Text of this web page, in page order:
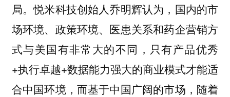
局。悦米科技创始人乔明辉认为，国内的市
场环境、政策环境、医患关系和药企营销方
式与美国有非常大的不同，只有产品优秀
+执行卓越+数据能力强大的商业模式才能适
合中国环境，而基于中国广阔的市场，随着